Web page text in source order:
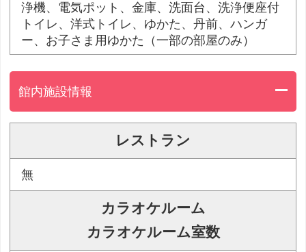
浄機、電気ポット、金庫、洗面台、洗浄便座付
トイレ、洋式トイレ、ゆかた、丹前、ハンガ
ー、お子さま用ゆかた（一部の部屋のみ）
館内施設情報
レストラン
無
カラオケルーム
カラオケルーム室数